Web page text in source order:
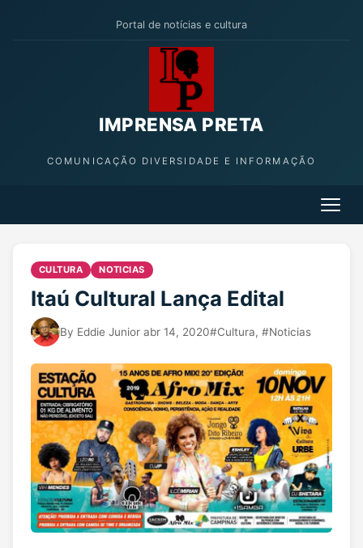
Portal de notícias e cultura
IMPRENSA PRETA
COMUNICAÇÃO DIVERSIDADE E INFORMAÇÃO
CULTURA NOTICIAS
Itaú Cultural Lança Edital
By Eddie Junior abr 14, 2020#Cultura, #Noticias